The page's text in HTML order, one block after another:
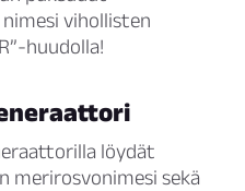
vihollisten
huudolla!
löydät
merirosvonimesi sekä